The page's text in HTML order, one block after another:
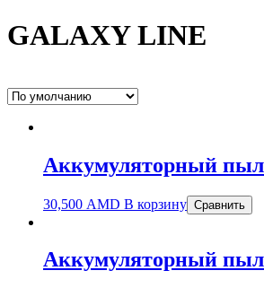
GALAXY LINE
Аккумуляторный
30,500 AMD В корзину Сравнить
Аккумуляторный